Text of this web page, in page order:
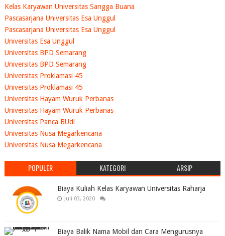
Kelas Karyawan Universitas Sangga Buana
Pascasarjana Universitas Esa Unggul
Pascasarjana Universitas Esa Unggul
Universitas Esa Unggul
Universitas BPD Semarang
Universitas BPD Semarang
Universitas Proklamasi 45
Universitas Proklamasi 45
Universitas Hayam Wuruk Perbanas
Universitas Hayam Wuruk Perbanas
Universitas Panca BUdi
Universitas Nusa Megarkencana
Universitas Nusa Megarkencana
POPULER KATEGORI ARSIP
Biaya Kuliah Kelas Karyawan Universitas Raharja
Juli 03, 2020
Biaya Balik Nama Mobil dan Cara Mengurusnya